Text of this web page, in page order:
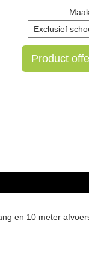
Product
en 10 meter